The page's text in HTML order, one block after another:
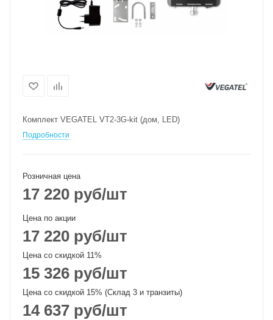
Комплект VEGATEL VT2-3G-kit (дом, LED)
Подробности
Розничная цена
17 220 руб/шт
Цена по акции
17 220 руб/шт
Цена со скидкой 11%
15 326 руб/шт
Цена со скидкой 15% (Склад 3 и транзиты)
14 637 руб/шт